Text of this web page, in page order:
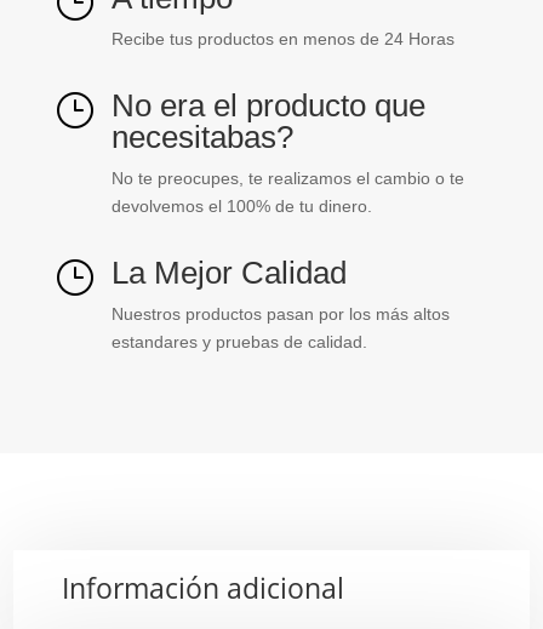
Recibe tus productos en menos de 24 Horas
} No era el producto que
necesitabas?
No te preocupes, te realizamos el cambio o te
devolvemos el 100% de tu dinero.
} La Mejor Calidad
Nuestros productos pasan por los más altos
estandares y pruebas de calidad.
Información adicional